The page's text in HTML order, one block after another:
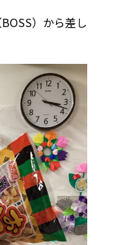
）から差し